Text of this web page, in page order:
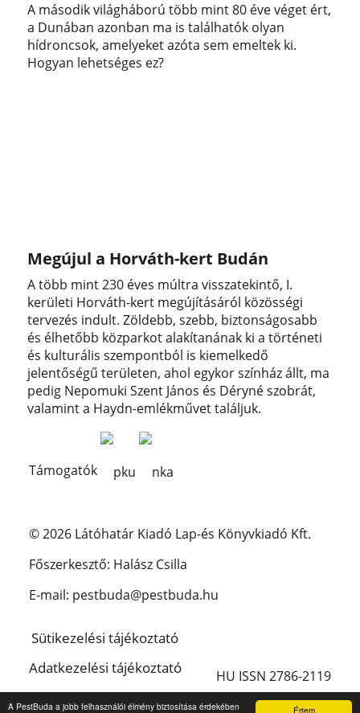
Értem
A PestBuda a jobb felhasználói élmény biztosítása érdekében
A második világháború több mint 80 éve véget ért,
a Dunában azonban ma is találhatók olyan
hídroncsok, amelyeket azóta sem emeltek ki.
Hogyan lehetséges ez?
Megújul a Horváth-kert Budán
A több mint 230 éves múltra visszatekintő, I.
kerületi Horváth-kert megújításáról közösségi
tervezés indult. Zöldebb, szebb, biztonságosabb
és élhetőbb közparkot alakítanának ki a történeti
és kulturális szempontból is kiemelkedő
jelentőségű területen, ahol egykor színház állt, ma
pedig Nepomuki Szent János és Déryné szobrát,
valamint a Haydn-emlékművet találjuk.
Támogatók
© 2026 Látóhatár Kiadó Lap-és Könyvkiadó Kft.
Főszerkesztő: Halász Csilla
E-mail: pestbuda@pestbuda.hu
Sütikezelési tájékoztató
Adatkezelési tájékoztató
Impresszum
HU ISSN 2786-2119